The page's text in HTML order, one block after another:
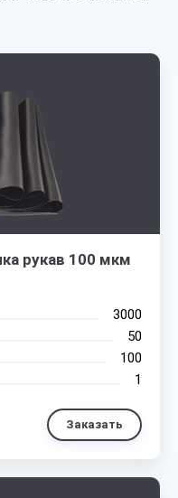
рукав 100 мкм
3000
50
100
1
Заказать